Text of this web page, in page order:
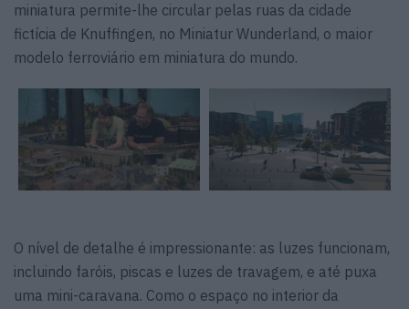
miniatura permite-lhe circular pelas ruas da cidade
fictícia de Knuffingen, no Miniatur Wunderland, o maior
modelo ferroviário em miniatura do mundo.
O nível de detalhe é impressionante: as luzes funcionam,
incluindo faróis, piscas e luzes de travagem, e até puxa
uma mini-caravana. Como o espaço no interior da